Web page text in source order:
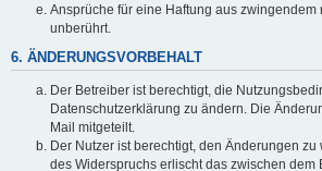
Ansprüche für eine Haftung aus
unberührt.
6. ÄNDERUNGSVORBEHALT
Der Betreiber ist berechtigt, die
Datenschutzerklärung zu ändern. Die
Mail mitgeteilt.
Der Nutzer ist berechtigt, den Änderungen
des Widerspruchs erlischt das zwischen dem